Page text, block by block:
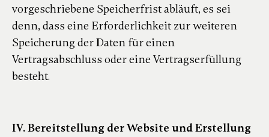
vorgeschriebene Speicherfrist abläuft, es sei
denn, dass eine Erforderlichkeit zur weiteren
Speicherung der Daten für einen
Vertragsabschluss oder eine Vertragserfüllung
besteht.
IV. Bereitstellung der Website und Erstellung